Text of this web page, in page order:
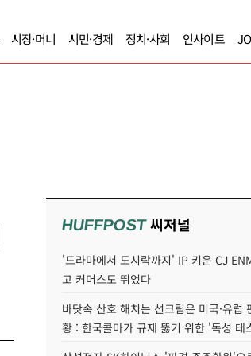
시장·머니 시민·경제 정치·사회 인사이트
HUFFPOST씨저널
'드라마에서 도시락까지' IP 키운 CJ
고 커머스도 뛰었다
바닷속 산호 해치는 선크림은 미국·유럽
황 : 한국콜마가 규제 뚫기 위한 '독성 테